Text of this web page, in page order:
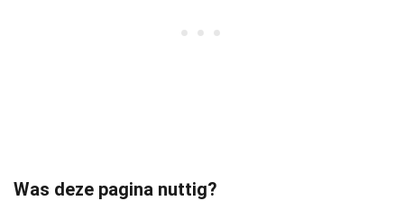
Was deze pagina nuttig?